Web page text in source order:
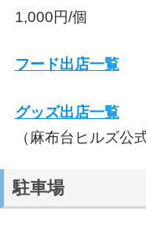
1,000円/個
フード出店一覧
グッズ出店一覧
（麻布台ヒルズ公
駐車場